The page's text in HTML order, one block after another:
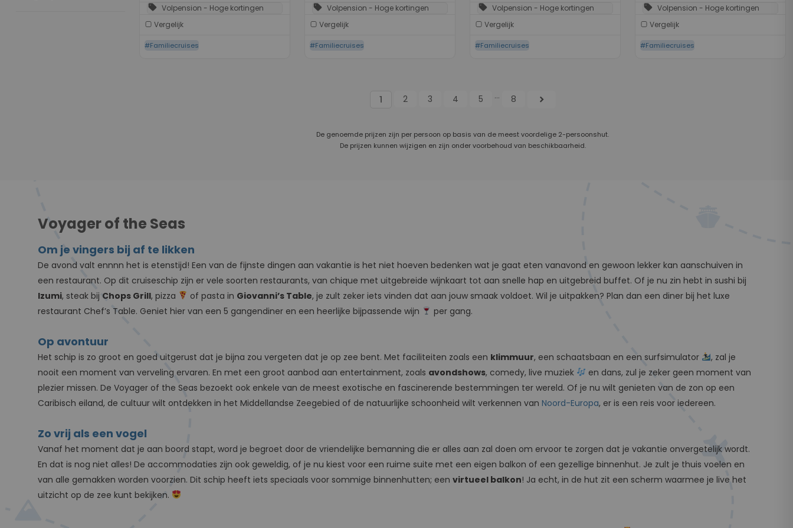
sell Volpension - Hoge kortingen
Vergelijk
#Familiecruises
sell Volpension - Hoge kortingen
Vergelijk
#Familiecruises
sell Volpension - Hoge kortingen
Vergelijk
#Familiecruises
sell Volpension - Hoge kortingen
Vergelijk
#Familiecruises
1 2 3 4 5 ... 8 chevron_right
De genoemde prijzen zijn per persoon op basis van de meest voordelige 2-persoonshut.
De prijzen kunnen wijzigen en zijn onder voorbehoud van beschikbaarheid.
Voyager of the Seas
Om je vingers bij af te likken
De avond valt ennnn het is etenstijd! Een van de fijnste dingen aan vakantie is het niet hoeven bedenken wat je gaat eten vanavond en gewoon lekker kan aanschuiven in
een restaurant. Op dit cruiseschip zijn er vele soorten restaurants, van chique met uitgebreide wijnkaart tot aan snelle hap en uitgebreid buffet. Of je nu zin hebt in sushi bij
Izumi, steak bij Chops Grill, pizza of pasta in Giovanni’s Table, je zult zeker iets vinden dat aan jouw smaak voldoet. Wil je uitpakken? Plan dan een diner bij het luxe
restaurant Chef’s Table. Geniet hier van een 5 gangendiner en een heerlijke bijpassende wijn
per gang.
Op avontuur
Het schip is zo groot en goed uitgerust dat je bijna zou vergeten dat je op zee bent. Met faciliteiten zoals een klimmuur, een schaatsbaan en een surfsimulator
, zal je
nooit een moment van verveling ervaren. En met een groot aanbod aan entertainment, zoals avondshows, comedy, live muziek
en dans, zul je zeker geen moment van
plezier missen. De Voyager of the Seas bezoekt ook enkele van de meest exotische en fascinerende bestemmingen ter wereld. Of je nu wilt genieten van de zon op een
Caribisch eiland, de cultuur wilt ontdekken in het Middellandse Zeegebied of de natuurlijke schoonheid wilt verkennen van Noord-Europa, er is een reis voor iedereen.
Zo vrij als een vogel
Vanaf het moment dat je aan boord stapt, word je begroet door de vriendelijke bemanning die er alles aan zal doen om ervoor te zorgen dat je vakantie onvergetelijk wordt.
En dat is nog niet alles! De accommodaties zijn ook geweldig, of je nu kiest voor een ruime suite met een eigen balkon of een gezellige binnenhut. Je zult je thuis voelen en
van alle gemakken worden voorzien. Dit schip heeft iets speciaals voor sommige binnenhutten; een virtueel balkon! Ja echt, in de hut zit een scherm waarmee je live het
uitzicht op de zee kunt bekijken.